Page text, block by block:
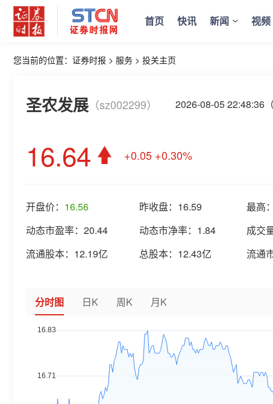
首页 快讯 新闻 视频
您当前的位置： 证券时报 > 服务 > 投关主页
圣农发展 （sz002299） 2026-08-05 22:48:36
16.64 +0.05 +0.30%
开盘价： 16.56 昨收盘： 16.59 最高：
动态市盈率： 20.44 动态市净率： 1.84 成交量
流通股本： 12.19亿 总股本： 12.43亿 流通
分时图 日K 周K 月K